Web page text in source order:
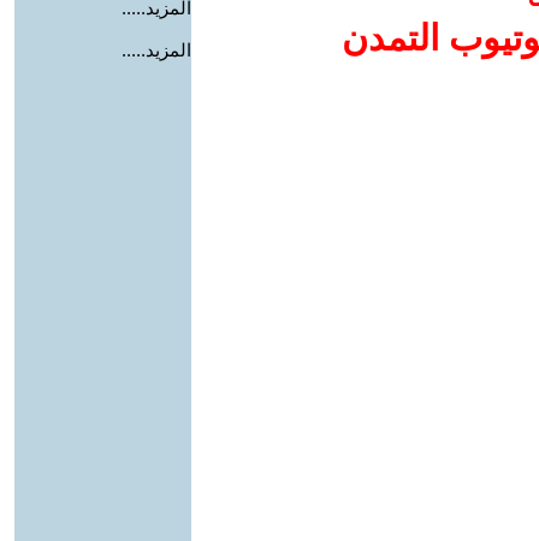
التمدن
المزيد.....
المزيد.....